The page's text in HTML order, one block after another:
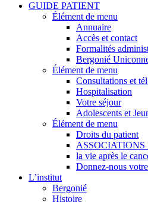
GUIDE PATIENT
Élément de menu
Annuaire
Accès et contact
Formalités
Bergonié
Élément de menu
Consultations et
Hospitalisation
Votre séjour
Adolescents et
Élément de menu
Droits du patient
ASSOCIATIONS
la vie après le
Donnez-nous
L’institut
Bergonié
Histoire